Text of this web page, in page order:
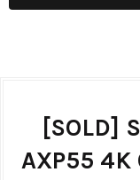
[SOLD]
AXP55